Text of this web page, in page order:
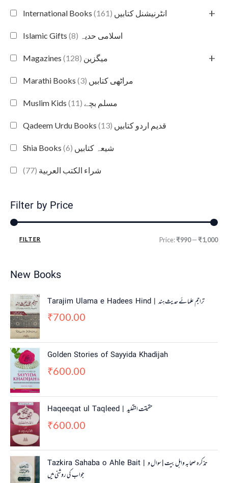
International Books انٹرنیشنل کتابیں (161) +
Islamic Gifts اسلامی حدیہ (8)
Magazines میگزین (128) +
Marathi Books مراٹھی کتابیں (3)
Muslim Kids مسلم بچے (11)
Qadeem Urdu Books قدیم اردو کتابیں (13)
Shia Books شیعہ کتابیں (6)
شراء الكتب العربية (77)
Filter by Price
FILTER Price:₹990—₹1,000
New Books
Tarajim Ulama e Hadees Hind | تراجم علمائے حديث ہند
₹700.00
Golden Stories of Sayyida Khadijah
₹600.00
Haqeeqat ul Taqleed | حقیقت التقلید
₹600.00
Tazkira Sahaba o Ahle Bait | تذکرہ صحابہ واہل بیت | سوال و
جواب کی روشنی میں